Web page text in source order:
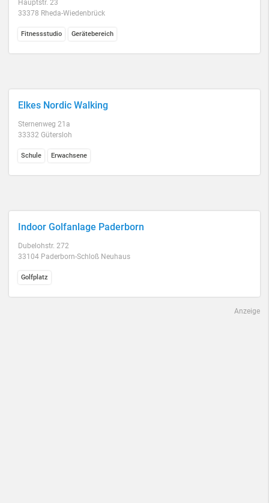
Hauptstr. 23
33378 Rheda-Wiedenbrück
Fitnessstudio Gerätebereich
Elkes Nordic Walking
Sternenweg 21a
33332 Gütersloh
Schule Erwachsene
Indoor Golfanlage Paderborn
Dubelohstr. 272
33104 Paderborn-Schloß Neuhaus
Golfplatz
Anzeige